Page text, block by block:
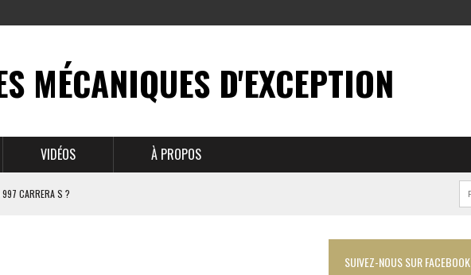
MÉCANIQUES D'EXCEPTION
VIDÉOS À PROPOS
CARRERA S ?
SUIVEZ-NOUS SUR FACEBOOK